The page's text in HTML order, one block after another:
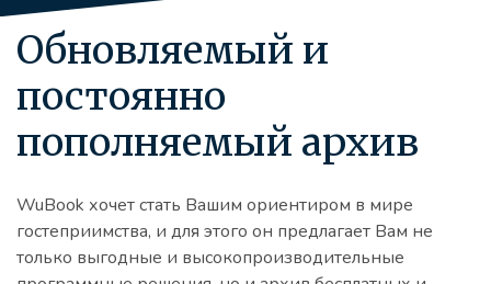
Обновляемый и
постоянно
пополняемый архив
WuBook хочет стать Вашим ориентиром в мире
гостеприимства, и для этого он предлагает Вам не
только выгодные и высокопроизводительные